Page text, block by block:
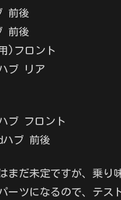
前後
前後
)フロント
ブ リア
ブ フロント
ハブ 前後
まだ未定ですが、乗り
ーツになるので、テス